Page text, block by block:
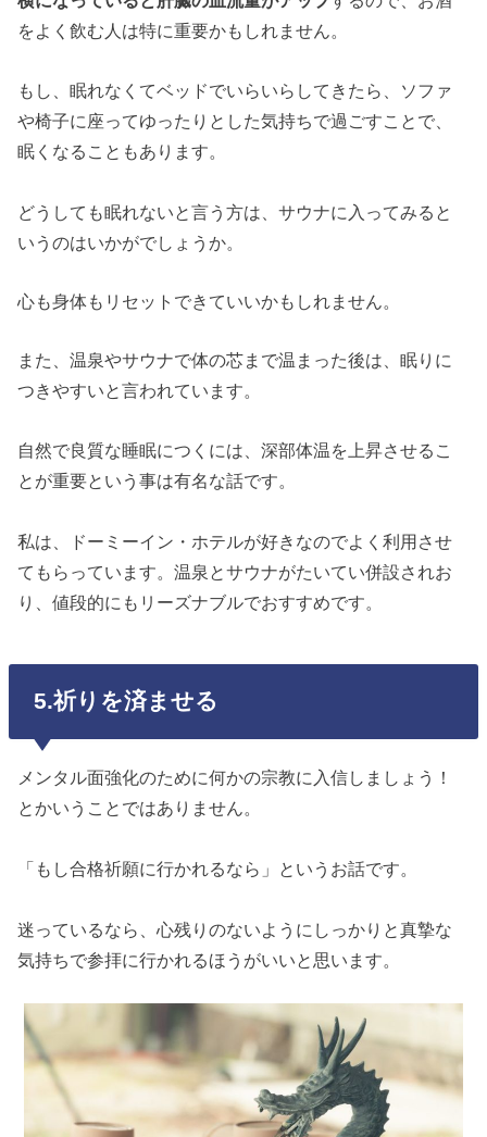
をよく飲む人は特に重要かもしれません。
もし、眠れなくてベッドでいらいらしてきたら、ソファ
や椅子に座ってゆったりとした気持ちで過ごすことで、
眠くなることもあります。
どうしても眠れないと言う方は、サウナに入ってみると
いうのはいかがでしょうか。
心も身体もリセットできていいかもしれません。
また、温泉やサウナで体の芯まで温まった後は、眠りに
つきやすいと言われています。
自然で良質な睡眠につくには、深部体温を上昇させるこ
とが重要という事は有名な話です。
私は、ドーミーイン・ホテルが好きなのでよく利用させ
てもらっています。温泉とサウナがたいてい併設されお
り、値段的にもリーズナブルでおすすめです。
5.祈りを済ませる
メンタル面強化のために何かの宗教に入信しましょう！
とかいうことではありません。
「もし合格祈願に行かれるなら」というお話です。
迷っているなら、心残りのないようにしっかりと真摯な
気持ちで参拝に行かれるほうがいいと思います。